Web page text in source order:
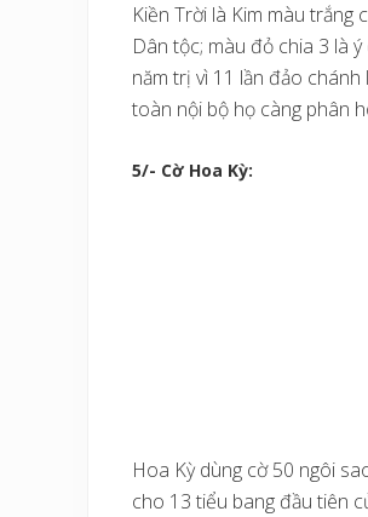
Kiền Trời là Kim màu trắng
Dân tộc; màu đỏ chia 3 là
năm trị vì 11 lần đảo
toàn nội bộ họ càng phân
5/- Cờ Hoa Kỳ:
Hoa Kỳ dùng cờ 50 ngôi
cho 13 tiểu bang đầu tiên